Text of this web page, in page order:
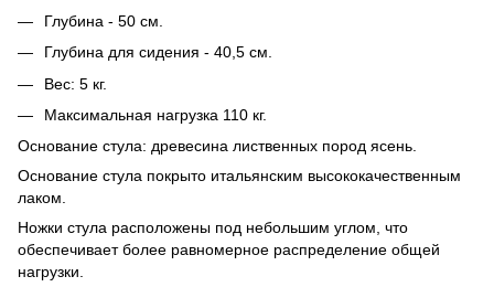
Глубина - 50 см.
Глубина для сидения - 40,5 см.
Вес: 5 кг.
Максимальная нагрузка 110 кг.
Основание стула: древесина лиственных пород ясень.
Основание стула покрыто итальянским высококачественным
лаком.
Ножки стула расположены под небольшим углом, что
обеспечивает более равномерное распределение общей
нагрузки.